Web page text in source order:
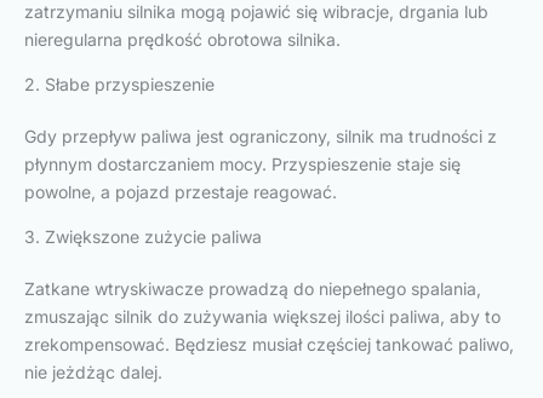
zatrzymaniu silnika mogą pojawić się wibracje, drgania lub
nieregularna prędkość obrotowa silnika.
2. Słabe przyspieszenie
Gdy przepływ paliwa jest ograniczony, silnik ma trudności z
płynnym dostarczaniem mocy. Przyspieszenie staje się
powolne, a pojazd przestaje reagować.
3. Zwiększone zużycie paliwa
Zatkane wtryskiwacze prowadzą do niepełnego spalania,
zmuszając silnik do zużywania większej ilości paliwa, aby to
zrekompensować. Będziesz musiał częściej tankować paliwo,
nie jeżdżąc dalej.